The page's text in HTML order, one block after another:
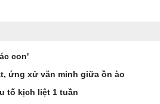
con'
ứng xử văn minh giữa ồn ào
tố kịch liệt 1 tuần